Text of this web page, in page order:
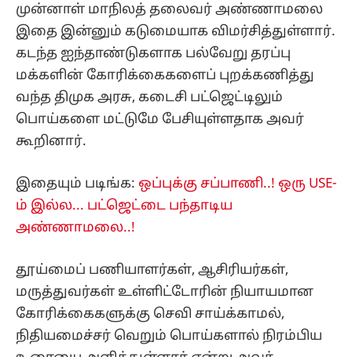
முன்னாள் மாநிலத் தலைவர் அண்ணாமலை
இதை இன்னும் கடுமையாக விமர்சித்துள்ளார்.
கடந்த ஐந்தாண்டுகளாக பல்வேறு தரப்பு
மக்களின் கோரிக்கைகளைப் புறக்கணித்து
வந்த திமுக அரசு, கடைசி பட்ஜெட்டிலும்
பொய்களை மட்டுமே பேசியுள்ளதாக அவர்
கூறினார்.
இதையும் படிங்க: ஒப்புக்கு சப்பாணி..! ஒரு USE-
ம் இல்ல... பட்ஜெட்டை பந்தாடிய
அண்ணாமலை..!
தூய்மைப் பணியாளர்கள், ஆசிரியர்கள்,
மருத்துவர்கள் உள்ளிட்டோரின் நியாயமான
கோரிக்கைகளுக்கு செவி சாய்க்காமல்,
நிதியமைச்சர் வெறும் பொய்களால் நிரம்பிய